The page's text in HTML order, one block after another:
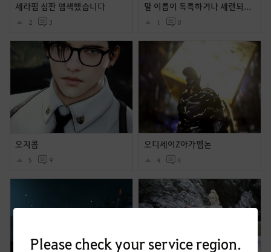
Please check your service region.
세라핌 심판 염색했습니다
2 3
말 이름이 독특하거나 세련되거나 (내 말들의 이름을 소개합니다.
1 0
오지콤
5 9
오디세이Z아가멤논
4 4